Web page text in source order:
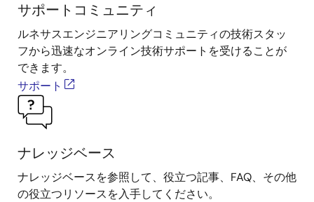
サポートコミュニティ
ルネサスエンジニアリングコミュニティの技術スタッ
フから迅速なオンライン技術サポートを受けることが
できます。
サポート
ナレッジベース
ナレッジベースを参照して、役立つ記事、FAQ、その他
の役立つリソースを入手してください。